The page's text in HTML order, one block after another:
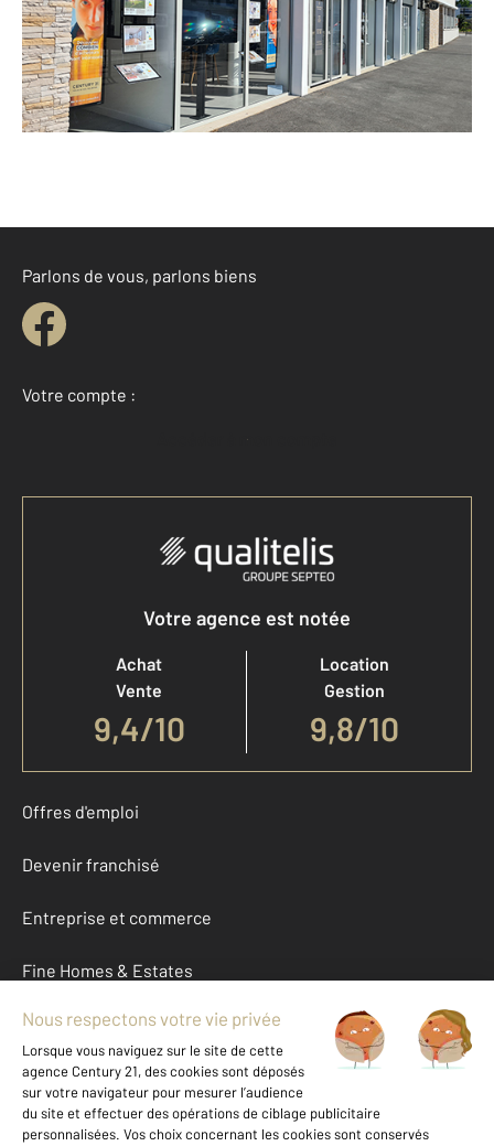
Envoyer un message
Téléphoner à l'agence
Parlons de vous, parlons biens
Votre compte :
Accéder à mon compte
Votre agence est notée
Achat
Vente
9,4/10
Location
Gestion
9,8/10
Offres d'emploi
Devenir franchisé
Entreprise et commerce
Fine Homes & Estates
À propos
International
Nous contacter